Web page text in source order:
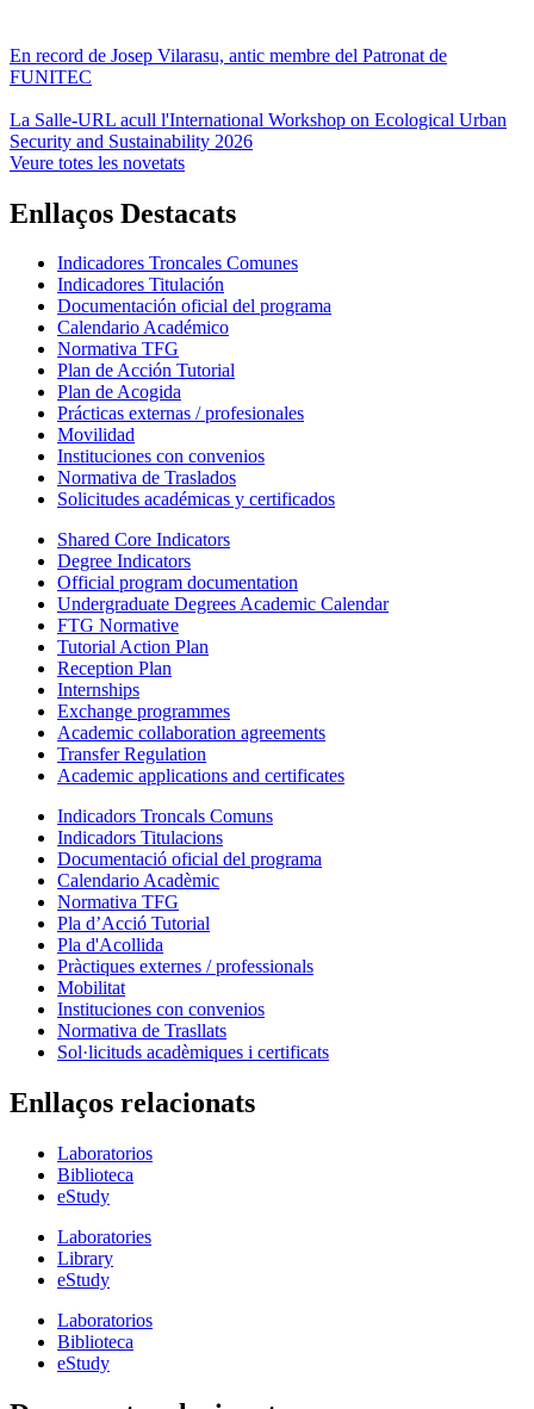
En record de Josep Vilarasu, antic membre del Patronat de
FUNITEC
La Salle-URL acull l'International Workshop on Ecological Urban
Security and Sustainability 2026
Veure totes les novetats
Enllaços Destacats
Indicadores Troncales Comunes
Indicadores Titulación
Documentación oficial del programa
Calendario Académico
Normativa TFG
Plan de Acción Tutorial
Plan de Acogida
Prácticas externas / profesionales
Movilidad
Instituciones con convenios
Normativa de Traslados
Solicitudes académicas y certificados
Shared Core Indicators
Degree Indicators
Official program documentation
Undergraduate Degrees Academic Calendar
FTG Normative
Tutorial Action Plan
Reception Plan
Internships
Exchange programmes
Academic collaboration agreements
Transfer Regulation
Academic applications and certificates
Indicadors Troncals Comuns
Indicadors Titulacions
Documentació oficial del programa
Calendario Acadèmic
Normativa TFG
Pla d’Acció Tutorial
Pla d'Acollida
Pràctiques externes / professionals
Mobilitat
Instituciones con convenios
Normativa de Trasllats
Sol·licituds acadèmiques i certificats
Enllaços relacionats
Laboratorios
Biblioteca
eStudy
Laboratories
Library
eStudy
Laboratorios
Biblioteca
eStudy